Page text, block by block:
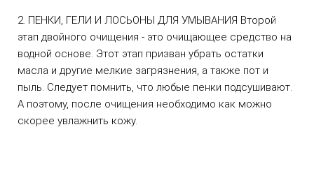
2. ПЕНКИ, ГЕЛИ И ЛОСЬОНЫ ДЛЯ УМЫВАНИЯ Второй
этап двойного очищения - это очищающее средство на
водной основе. Этот этап призван убрать остатки
масла и другие мелкие загрязнения, а также пот и
пыль. Следует помнить, что любые пенки подсушивают.
А поэтому, после очищения необходимо как можно
скорее увлажнить кожу.